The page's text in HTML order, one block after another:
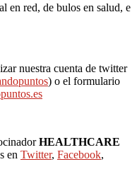
en red, de bulos en salud, e
nuestra cuenta de twitter
) o el formulario
HEALTHCARE
en Twitter, Facebook,